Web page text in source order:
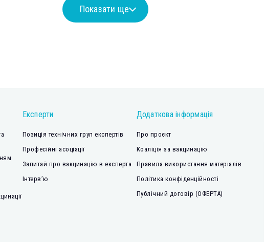
Показати ще
Експерти
Позиція технічних груп експертів
Професійні асоціації
Запитай про вакцинацію в експерта
Інтерв’ю
Додаткова інформація
Про проєкт
Коаліція за вакцинацію
Правила використання матеріалів
Політика конфіденційності
Публічний договір (ОФЕРТА)